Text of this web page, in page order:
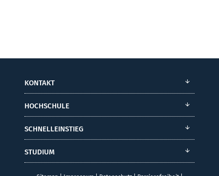
KONTAKT
HOCHSCHULE
SCHNELLEINSTIEG
STUDIUM